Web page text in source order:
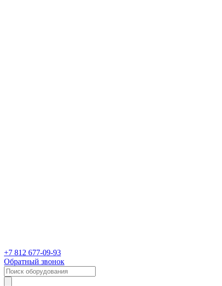
+7 812 677-09-93
Обратный звонок